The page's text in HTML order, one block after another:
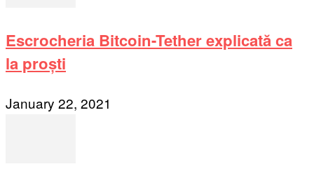
Escrocheria Bitcoin-Tether explicată ca
la proști
January 22, 2021